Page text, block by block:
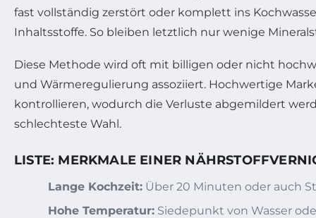
fast vollständig zerstört oder komplett ins
Inhaltsstoffe. So bleiben letztlich nur wenige
Diese Methode wird oft mit billigen oder nicht
und Wärmeregulierung assoziiert. Hochwertige
kontrollieren, wodurch die Verluste abgemildert
schlechteste Wahl.
LISTE: MERKMALE EINER
Lange Kochzeit: Über 20 Minuten oder auch
Hohe Temperatur: Siedepunkt von Wasser